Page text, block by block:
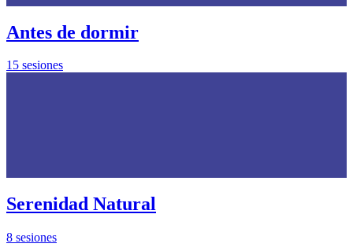
Antes de dormir
15 sesiones
Serenidad Natural
8 sesiones